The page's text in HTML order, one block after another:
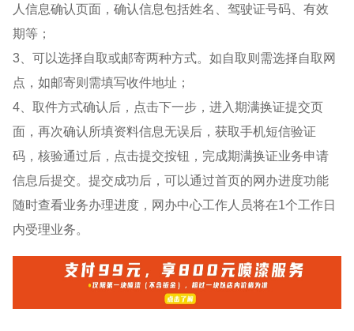
人信息确认页面，确认信息包括姓名、驾驶证号码、有效
期等；
3、可以选择自取或邮寄两种方式。如自取则需选择自取网
点，如邮寄则需填写收件地址；
4、取件方式确认后，点击下一步，进入期满换证提交页
面，再次确认所填资料信息无误后，获取手机短信验证
码，核验通过后，点击提交按钮，完成期满换证业务申请
信息后提交。提交成功后，可以通过首页的网办进度功能
随时查看业务办理进度，网办中心工作人员将在1个工作日
内受理业务。